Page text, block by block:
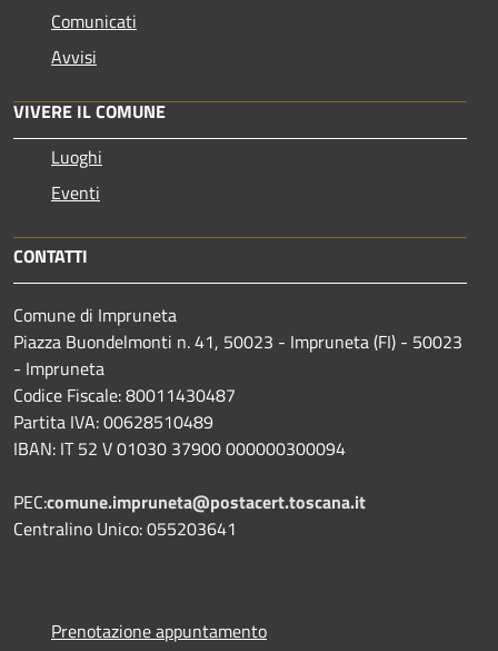
Comunicati
Avvisi
VIVERE IL COMUNE
Luoghi
Eventi
CONTATTI
Comune di Impruneta
Piazza Buondelmonti n. 41, 50023 - Impruneta (FI) - 50023
- Impruneta
Codice Fiscale: 80011430487
Partita IVA: 00628510489
IBAN: IT 52 V 01030 37900 000000300094
PEC:comune.impruneta@postacert.toscana.it
Centralino Unico: 055203641
Prenotazione appuntamento